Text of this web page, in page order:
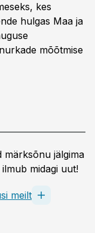
kes
hulgas Maa ja
mõõtmise
märksõnu jälgima
midagi uut!
meilt